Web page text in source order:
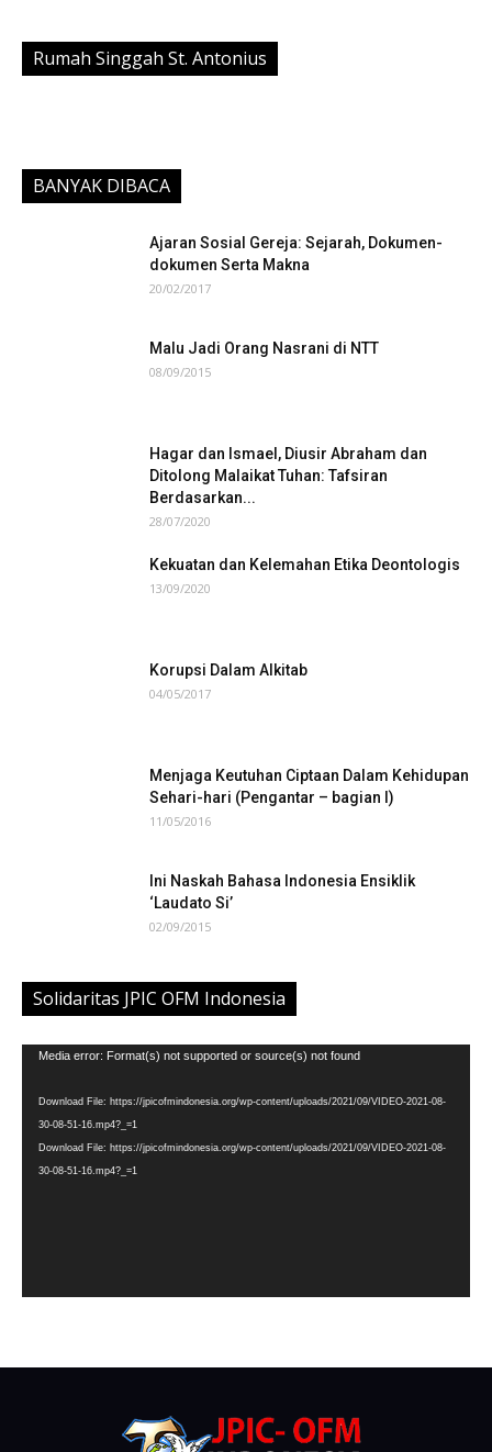
Rumah Singgah St. Antonius
BANYAK DIBACA
Ajaran Sosial Gereja: Sejarah, Dokumen-
dokumen Serta Makna
20/02/2017
Malu Jadi Orang Nasrani di NTT
08/09/2015
Hagar dan Ismael, Diusir Abraham dan
Ditolong Malaikat Tuhan: Tafsiran
Berdasarkan...
28/07/2020
Kekuatan dan Kelemahan Etika Deontologis
13/09/2020
Korupsi Dalam Alkitab
04/05/2017
Menjaga Keutuhan Ciptaan Dalam Kehidupan
Sehari-hari (Pengantar – bagian I)
11/05/2016
Ini Naskah Bahasa Indonesia Ensiklik
‘Laudato Si’
02/09/2015
Solidaritas JPIC OFM Indonesia
Video
Media error: Format(s) not supported or source(s) not found
Download File: https://jpicofmindonesia.org/wp-content/uploads/2021/09/VIDEO-2021-08-
30-08-51-16.mp4?_=1
Download File: https://jpicofmindonesia.org/wp-content/uploads/2021/09/VIDEO-2021-08-
30-08-51-16.mp4?_=1